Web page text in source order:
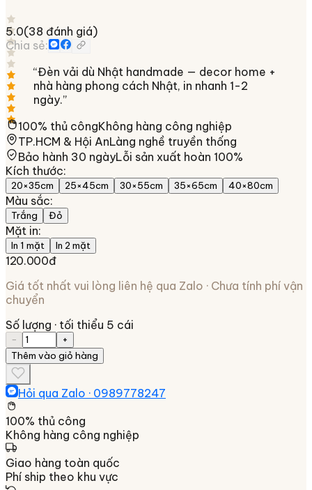
5.0(38 đánh giá)
Chia sẻ:
“Đèn vải dù Nhật handmade — decor home +
nhà hàng phong cách Nhật, in nhanh 1-2
ngày.”
100% thủ côngKhông hàng công nghiệp
TP.HCM & Hội AnLàng nghề truyền thống
Bảo hành 30 ngàyLỗi sản xuất hoàn 100%
Kích thước:
20×35cm 25×45cm 30×55cm 35×65cm 40×80cm
Màu sắc:
Trắng Đỏ
Mặt in:
In 1 mặt In 2 mặt
120.000đ
Giá tốt nhất vui lòng liên hệ qua Zalo · Chưa tính phí vận
chuyển
Số lượng · tối thiểu 5 cái
−
+
Thêm vào giỏ hàng
Hỏi qua Zalo · 0989778247
100% thủ công
Không hàng công nghiệp
Giao hàng toàn quốc
Phí ship theo khu vực